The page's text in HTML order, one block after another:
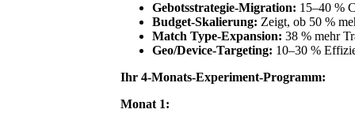
Gebotsstrategie-Migration: 15–40 %
Budget-Skalierung: Zeigt, ob 50 %
Match Type-Expansion: 38 % mehr
Geo/Device-Targeting: 10–30 %
Ihr 4-Monats-Experiment-Programm:
Monat 1: